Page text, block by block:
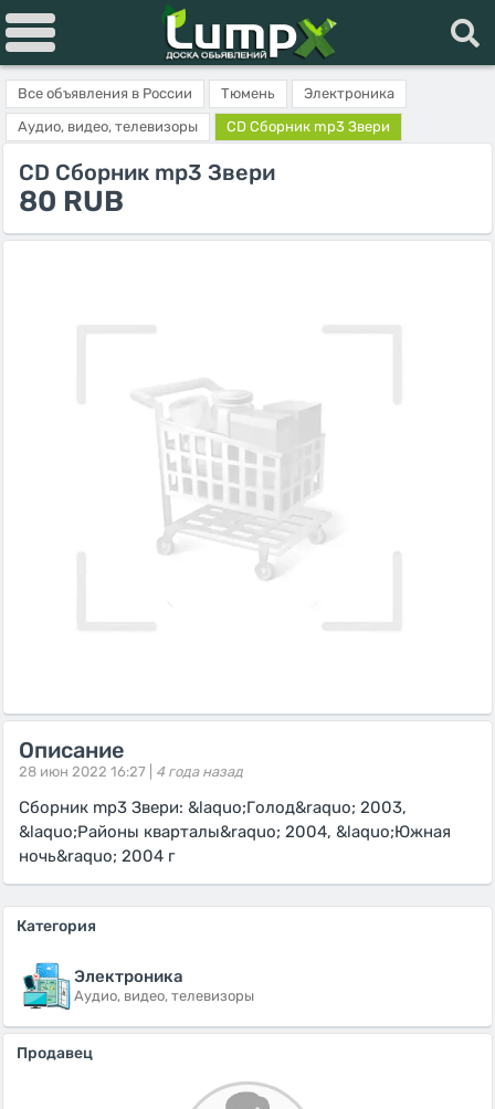
Все объявления в России Тюмень
Электроника
Аудио, видео, телевизоры
CD Сборник mp3 Звери
CD Сборник mp3 Звери
80 RUB
Описание
28 июн 2022 16:27 | 4 года назад
Сборник mp3 Звери: &laquo;Голод&raquo; 2003,
&laquo;Районы кварталы&raquo; 2004, &laquo;Южная
ночь&raquo; 2004 г
Категория
Электроника
Аудио, видео, телевизоры
Продавец